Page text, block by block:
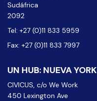
Sudáfrica
2092
Tel: +27 (0)11 833 5959
Fax: +27 (0)11 833 7997
UN HUB: NUEVA YORK
CIVICUS, c/o We Work
450 Lexington Ave